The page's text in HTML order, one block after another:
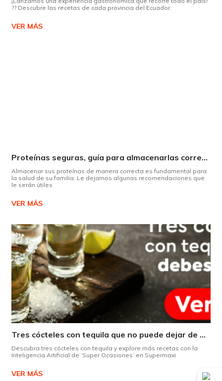
?? Descubre las recetas de cada provincia del Ecuador.
VER MÁS
Proteínas seguras, guía para almacenarlas correctamente Copiar
Almacenar sus proteínas de manera correcta es fundamental para
la salud de su familia. Le dejamos algunas recomendaciones que
le serán útiles
VER MÁS
Tres cócteles con tequila que no puede dejar de probar gracias a nuestra IA.
Descubra tres cócteles con tequila y explore más recetas con la
Inteligencia Artificial de ‘Super Ocasiones’ en Supermaxi
VER MÁS